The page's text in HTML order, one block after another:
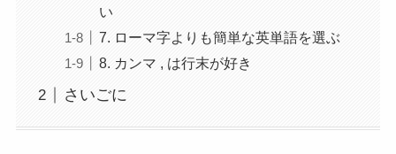
い
7. ローマ字よりも簡単な英単語を選ぶ
8. カンマ , は行末が好き
さいごに